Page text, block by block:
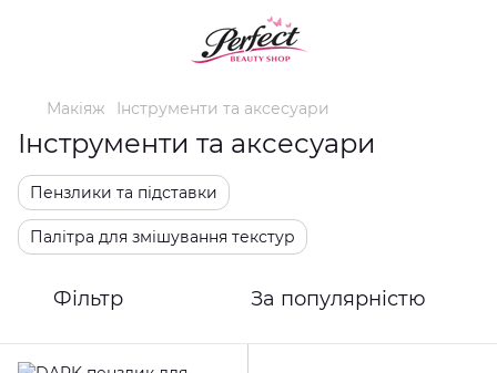
Макіяж Інструменти та аксесуари
Інструменти та аксесуари
Пензлики та підставки
Палітра для змішування текстур
Фільтр За популярністю